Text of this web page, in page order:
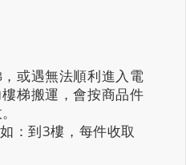
或遇無法順利進入電
梯搬運，會按商品件
：到3樓，每件收取